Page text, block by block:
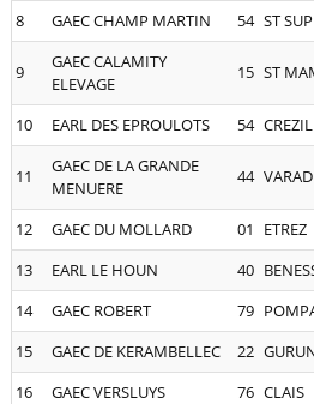
8
GAEC CHAMP MARTIN 54 ST
9
GAEC CALAMITY
ELEVAGE
15 ST
10 EARL DES EPROULOTS 54
11
GAEC DE LA GRANDE
MENUERE
44
12 GAEC DU MOLLARD 01 ETREZ
13
EARL LE HOUN 40
14
GAEC ROBERT 79
15
GAEC DE KERAMBELLEC 22
16
GAEC VERSLUYS 76 CLAIS